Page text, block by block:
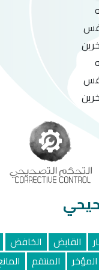
القابض الخافض
المؤخر المنتقم